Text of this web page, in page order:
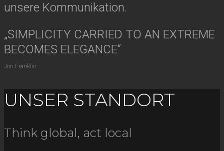
unsere Kommunikation.
„SIMPLICITY CARRIED TO AN EXTREME
BECOMES ELEGANCE“
Jon Franklin
UNSER STANDORT
Think global, act local